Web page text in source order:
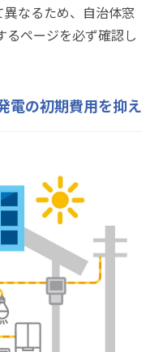
なるため、自治体窓
るページを必ず確認し
電の初期費用を抑え